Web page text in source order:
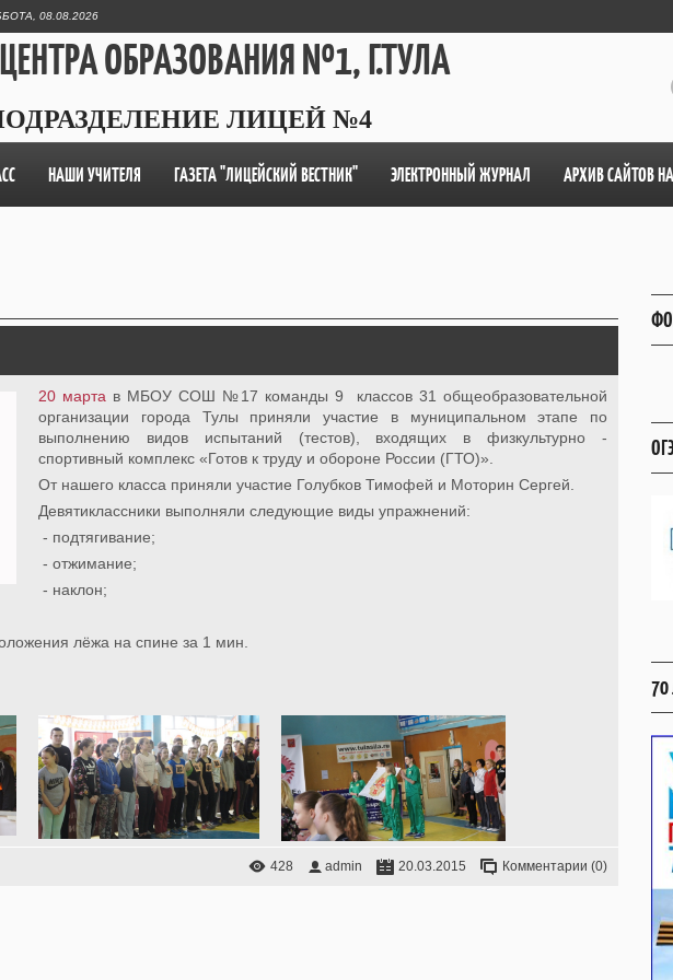
08.08.2026
ОБРАЗОВАНИЯ №1, Г.ТУЛА
ЛИЦЕЙ №4
НАШИ УЧИТЕЛЯ ГАЗЕТА "ЛИЦЕЙСКИЙ ВЕСТНИК" ЭЛЕКТРОННЫЙ ЖУРНАЛ АРХИВ САЙТОВ
20 марта в МБОУ СОШ №17 команды 9 классов 31 общеобразовательной
организации города Тулы приняли участие в муниципальном этапе по
выполнению видов испытаний (тестов), входящих в физкультурно -
спортивный комплекс «Готов к труду и обороне России (ГТО)».
От нашего класса приняли участие Голубков Тимофей и Моторин Сергей.
Девятиклассники выполняли следующие виды упражнений:
- подтягивание;
- отжимание;
- наклон;
лёжа на спине за 1 мин.
428 admin 20.03.2015 Комментарии (0)